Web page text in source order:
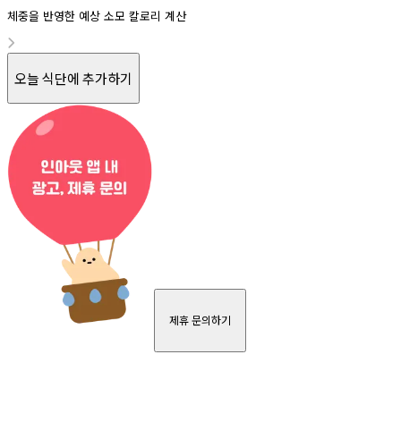
체중을 반영한 예상 소모 칼로리 계산
오늘 식단에 추가하기
제휴 문의하기